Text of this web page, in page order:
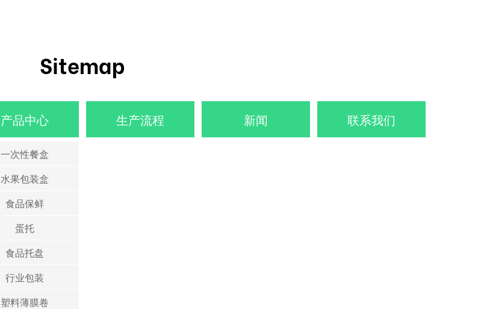
Sitemap
产品中心
一次性餐盒
水果包装盒
食品保鲜
蛋托
食品托盘
行业包装
塑料薄膜卷
生产流程 新闻 联系我们